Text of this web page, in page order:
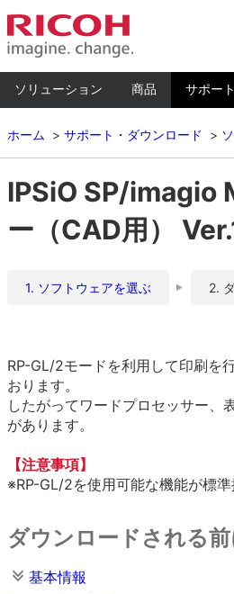
ソリューション 商品 サポー
ホーム サポート・ダウンロード
IPSiO SP/imagio
ー（CAD用）
1. ソフトウェアを選ぶ 2.
RP-GL/2モードを利用して印刷を
おります。
したがってワードプロセッサー、
があります。
【注意事項】
※RP-GL/2を使用可能な機能が標
ダウンロードされる
基本情報